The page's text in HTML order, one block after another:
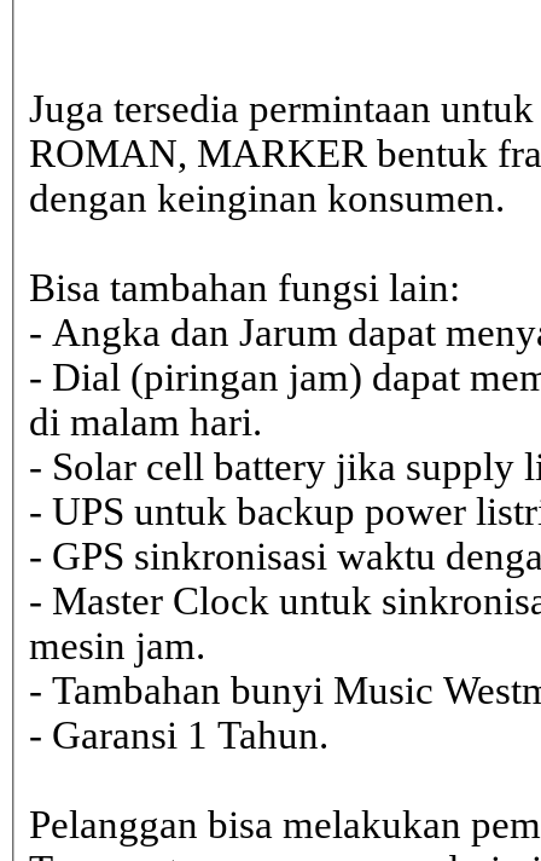
Juga tersedia permintaan
ROMAN, MARKER bentuk
dengan keinginan konsumen.
Bisa tambahan fungsi lain:
- Angka dan Jarum dapat
- Dial (piringan jam) dapat
di malam hari.
- Solar cell battery jika supply
- UPS untuk backup power
- GPS sinkronisasi waktu
- Master Clock untuk
mesin jam.
- Tambahan bunyi Music
- Garansi 1 Tahun.
Pelanggan bisa melakukan